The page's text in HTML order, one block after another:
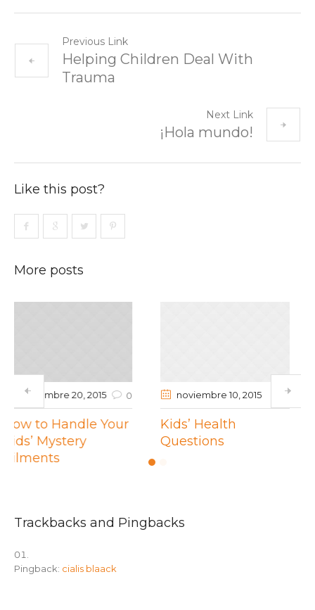
Previous Link
Helping Children Deal With
Trauma
Next Link
¡Hola mundo!
Like this post?
More posts
noviembre 10, 2015 1
Kids’ Health
Questions
noviembre 23 , 2015
Our Definitive
Guide to Cold and
Trackbacks and Pingbacks
Pingback: cialis blaack